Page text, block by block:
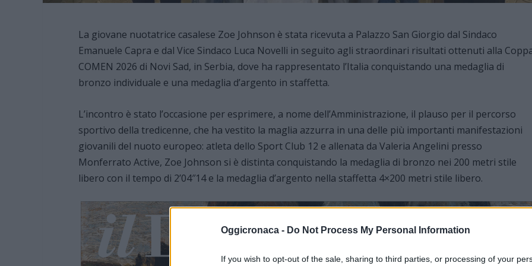
Oggicronaca - Do Not Process My Personal Information
If you wish to opt-out of the sale, sharing to third parties, or processing of your
La giovane nuotatrice casalese Zoe Johnson è stata ricevuta a Palazzo San Giorgio dal Sindaco
Emanuele Capra e dal Vice Sindaco Luca Novelli in seguito agli straordinari risultati ottenuti alla
COMEN 2026 di Novi Sad, in Serbia, dove ha rappresentato l’Italia conquistando una medaglia di
bronzo individuale e una medaglia d’argento in staffetta.
L’incontro è stato l’occasione per esprimere, a nome dell’Amministrazione, il plauso per il percorso
sportivo della tredicenne, che ha vestito la maglia azzurra in una delle più importanti manifestazioni
giovanili del nuoto europeo: atleta dello Sport Club 12 e allenata da Valeria Angelini presso
Monferrato Active, Zoe Johnson si è distinta conquistando la medaglia di bronzo nei 200 metri stile
libero con il tempo di 2’04″14 e la medaglia d’argento nella staffetta 4×200 metri stile libero.